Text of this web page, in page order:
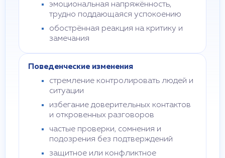
эмоциональная напряжённость,
трудно поддающаяся успокоению
обострённая реакция на критику и
замечания
Поведенческие изменения
стремление контролировать людей и
ситуации
избегание доверительных контактов
и откровенных разговоров
частые проверки, сомнения и
подозрения без подтверждений
защитное или конфликтное